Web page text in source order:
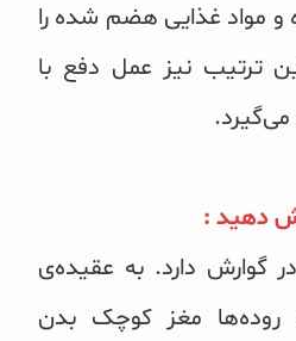
مواد غذایی هضم شده را
ترتیب نیز عمل دفع با
دهید :
گوارش دارد. به عقیده‌ی
روده‌ها مغز کوچک بدن